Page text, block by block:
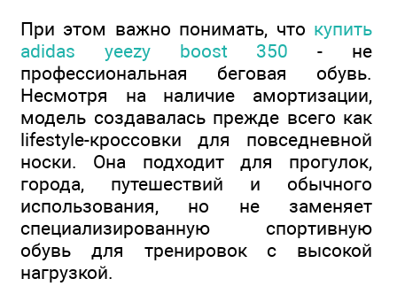
При этом важно понимать, что купить
adidas yeezy boost 350 - не
профессиональная беговая обувь.
Несмотря на наличие амортизации,
модель создавалась прежде всего как
lifestyle-кроссовки для повседневной
носки. Она подходит для прогулок,
города, путешествий и обычного
использования, но не заменяет
специализированную спортивную
обувь для тренировок с высокой
нагрузкой.